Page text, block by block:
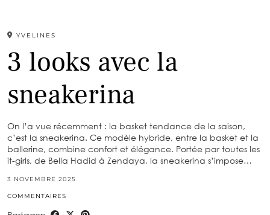
YVELINES
3 looks avec la
sneakerina
On l’a vue récemment : la basket tendance de la saison,
c’est la sneakerina. Ce modèle hybride, entre la basket et la
ballerine, combine confort et élégance. Portée par toutes les
it-girls, de Bella Hadid à Zendaya, la sneakerina s’impose…
3 NOVEMBRE 2025
COMMENTAIRES